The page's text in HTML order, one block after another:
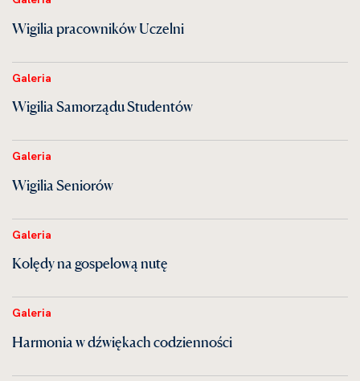
Wigilia pracowników Uczelni
Galeria
Wigilia Samorządu Studentów
Galeria
Wigilia Seniorów
Galeria
Kolędy na gospelową nutę
Galeria
Harmonia w dźwiękach codzienności